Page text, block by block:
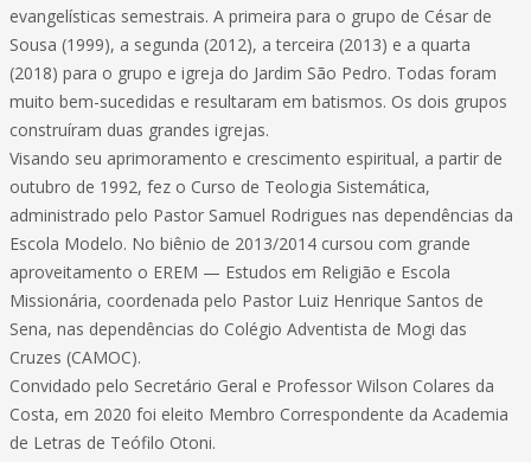
evangelísticas semestrais. A primeira para o grupo de César de
Sousa (1999), a segunda (2012), a terceira (2013) e a quarta
(2018) para o grupo e igreja do Jardim São Pedro. Todas foram
muito bem-sucedidas e resultaram em batismos. Os dois grupos
construíram duas grandes igrejas.
Visando seu aprimoramento e crescimento espiritual, a partir de
outubro de 1992, fez o Curso de Teologia Sistemática,
administrado pelo Pastor Samuel Rodrigues nas dependências da
Escola Modelo. No biênio de 2013/2014 cursou com grande
aproveitamento o EREM — Estudos em Religião e Escola
Missionária, coordenada pelo Pastor Luiz Henrique Santos de
Sena, nas dependências do Colégio Adventista de Mogi das
Cruzes (CAMOC).
Convidado pelo Secretário Geral e Professor Wilson Colares da
Costa, em 2020 foi eleito Membro Correspondente da Academia
de Letras de Teófilo Otoni.